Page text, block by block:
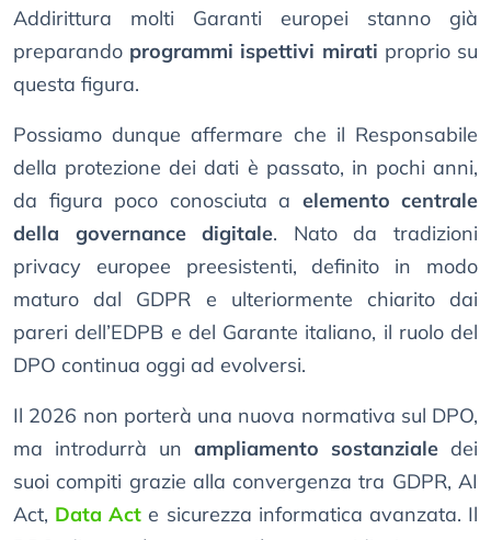
Addirittura molti Garanti europei stanno già
preparando programmi ispettivi mirati proprio su
questa figura.
Possiamo dunque affermare che il Responsabile
della protezione dei dati è passato, in pochi anni,
da figura poco conosciuta a elemento centrale
della governance digitale. Nato da tradizioni
privacy europee preesistenti, definito in modo
maturo dal GDPR e ulteriormente chiarito dai
pareri dell’EDPB e del Garante italiano, il ruolo del
DPO continua oggi ad evolversi.
Il 2026 non porterà una nuova normativa sul DPO,
ma introdurrà un ampliamento sostanziale dei
suoi compiti grazie alla convergenza tra GDPR, AI
Act, Data Act e sicurezza informatica avanzata. Il